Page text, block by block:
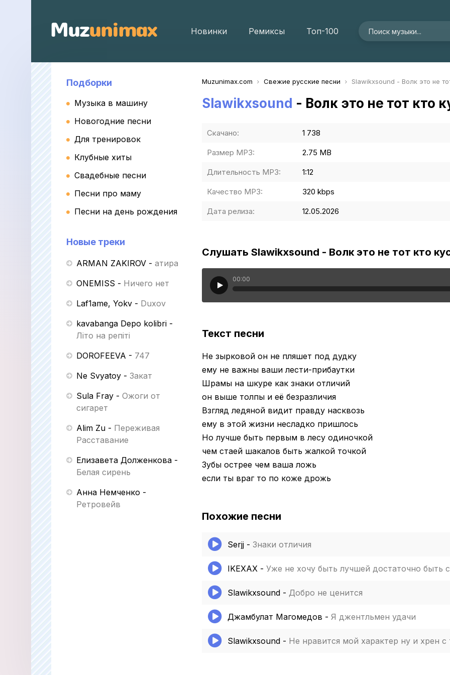
Новинки Ремиксы Топ-100
Подборки
Музыка в машину
Новогодние песни
Для тренировок
Клубные хиты
Свадебные песни
Песни про маму
Песни на день рождения
Новые треки
ARMAN ZAKIROV - Қатира
ONEMISS - Ничего нет
Laf1ame, Yokv - Duxov
kavabanga Depo kolibri -
Літо на репіті
DOROFEEVA - 747
Ne Svyatoy - Закат
Sula Fray - Ожоги от
сигарет
Alim Zu - Переживая
Расставание
Елизавета Долженкова -
Белая сирень
Анна Немченко -
Ретровейв
Muzunimax.com Свежие русские песни Slawikxsound - Волк это не
Slawikxsound - Волк это не тот кто
Скачано: 1 738
Размер MP3: 2.75 MB
Длительность MP3: 1:12
Качество MP3: 320 kbps
Дата релиза: 12.05.2026
Слушать Slawikxsound - Волк это не тот кто
00:00
Текст песни
Не зырковой он не пляшет под дудку
ему не важны ваши лести-прибаутки
Шрамы на шкуре как знаки отличий
он выше толпы и её безразличия
Взгляд ледяной видит правду насквозь
ему в этой жизни несладко пришлось
Но лучше быть первым в лесу одиночкой
чем стаей шакалов быть жалкой точкой
Зубы острее чем ваша ложь
если ты враг то по коже дрожь
Похожие песни
Serjj - Знаки отличия
IKEXAX - Уже не хочу быть лучшей достаточно быть
Slawikxsound - Добро не ценится
Джамбулат Магомедов - Я джентльмен удачи
Slawikxsound - Не нравится мой характер ну и хрен с